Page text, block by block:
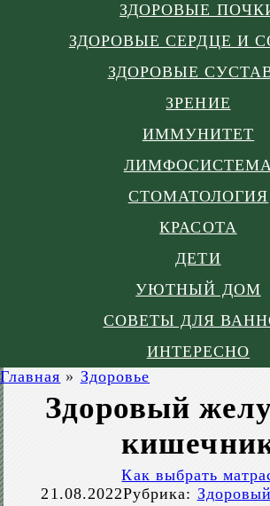
ЗДОРОВЫЕ
ЗДОРОВЫЕ СЕРДЦЕ И
ЗДОРОВЫЕ
ЗРЕНИЕ
ИММУНИТЕТ
СТОМАТОЛОГИЯ
КРАСОТА
ДЕТИ
УЮТНЫЙ ДОМ
СОВЕТЫ ДЛЯ
ИНТЕРЕСНО
Главная » Здоровье
Здоровый
Как выбрать
21.08.2022Рубрика: